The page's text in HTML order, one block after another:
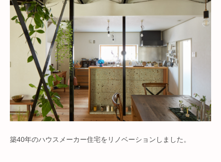
築40年のハウスメーカー住宅をリノベーションしました。